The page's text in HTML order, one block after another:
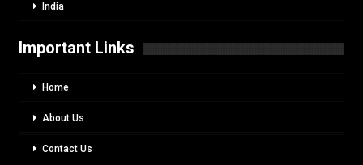
India
Important Links
Home
About Us
Contact Us